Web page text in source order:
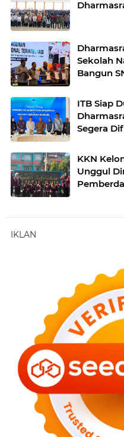
Sekolah
Bangun
ITB Siap
Segera
KKN
Unggul
IKLAN